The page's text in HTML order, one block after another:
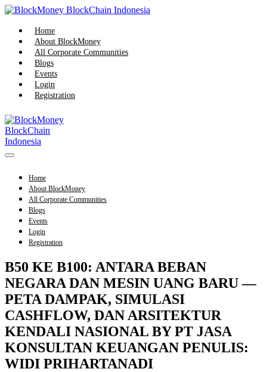
Skip
content
Home
About BlockMoney
All Corporate Communities
Blogs
Events
Login
Registration
Menu
Home
About BlockMoney
All Corporate Communities
Blogs
Events
Login
Registration
B50 KE B100: ANTARA BEBAN
NEGARA DAN MESIN UANG BARU —
PETA DAMPAK, SIMULASI
CASHFLOW, DAN ARSITEKTUR
KENDALI NASIONAL BY PT JASA
KONSULTAN KEUANGAN PENULIS:
WIDI PRIHARTANADI